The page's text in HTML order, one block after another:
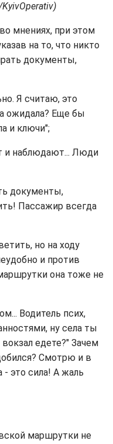
мнениях, при этом
на то, что никто
документы,
Я считаю, это
ожидала? Еще бы
и ключи";
и наблюдают... Люди
документы,
Пассажир всегда
но на ходу
и против
она тоже не
Водитель псих,
ну села ты
едете?" Зачем
Смотрю и в
это сила! А жаль
маршрутки не